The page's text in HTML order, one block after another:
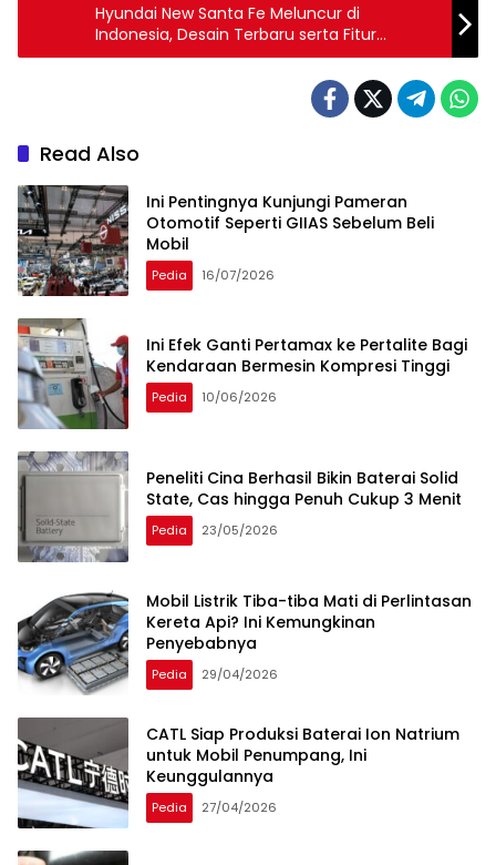
Hyundai New Santa Fe Meluncur di
Indonesia, Desain Terbaru serta Fitur
Teknologi Terkini dan Terdepan
Read Also
Ini Pentingnya Kunjungi Pameran
Otomotif Seperti GIIAS Sebelum Beli
Mobil
Pedia 16/07/2026
Ini Efek Ganti Pertamax ke Pertalite Bagi
Kendaraan Bermesin Kompresi Tinggi
Pedia 10/06/2026
Peneliti Cina Berhasil Bikin Baterai Solid
State, Cas hingga Penuh Cukup 3 Menit
Pedia 23/05/2026
Mobil Listrik Tiba-tiba Mati di Perlintasan
Kereta Api? Ini Kemungkinan
Penyebabnya
Pedia 29/04/2026
CATL Siap Produksi Baterai Ion Natrium
untuk Mobil Penumpang, Ini
Keunggulannya
Pedia 27/04/2026